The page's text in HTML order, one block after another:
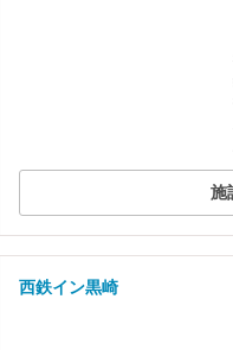
施
西鉄イン黒崎